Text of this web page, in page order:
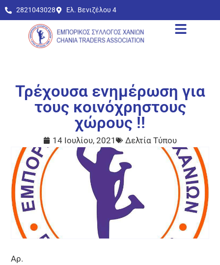
2821043028 Ελ. Βενιζέλου 4
Τρέχουσα ενημέρωση για
τους κοινόχρηστους
χώρους !!
14 Ιουλίου, 2021 Δελτία Τύπου
Αρ.